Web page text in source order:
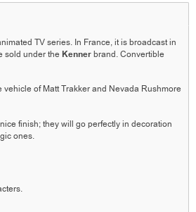
TV series. In France, it is broadcast in
sold under the Kennerbrand.Convertible
vehicle of Matt Trakker and Nevada Rushmore
finish;they will go perfectly in decoration
ones.